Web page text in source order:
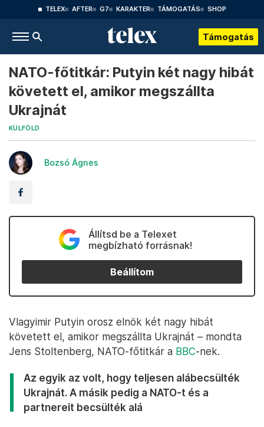
TELEX AFTER G7 KARAKTER TÁMOGATÁS SHOP
Támogatás
NATO-főtitkár: Putyin két nagy hibát
követett el, amikor megszállta
Ukrajnát
KÜLFÖLD
Bozsó Ágnes
Állítsd be a Telexet
megbízható forrásnak!
Beállítom
Vlagyimir Putyin orosz elnök két nagy hibát
követett el, amikor megszállta Ukrajnát – mondta
Jens Stoltenberg, NATO-főtitkár a BBC-nek.
Az egyik az volt, hogy teljesen alábecsülték
Ukrajnát. A másik pedig a NATO-t és a
partnereit becsülték alá